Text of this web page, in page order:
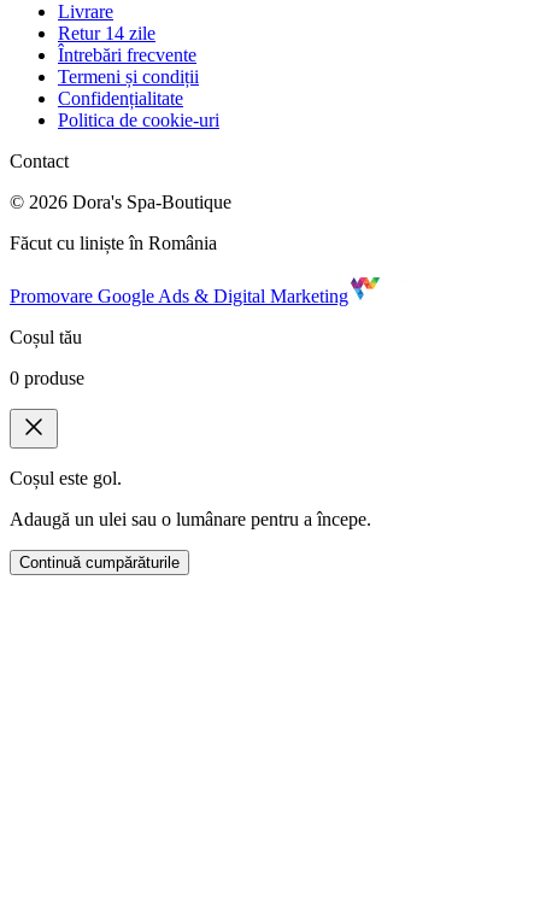
Livrare
Retur 14 zile
Întrebări frecvente
Termeni și condiții
Confidențialitate
Politica de cookie-uri
Contact
© 2026 Dora's Spa-Boutique
Făcut cu liniște în România
Promovare Google Ads & Digital Marketing
Coșul tău
0 produse
Coșul este gol.
Adaugă un ulei sau o lumânare pentru a începe.
Continuă cumpărăturile